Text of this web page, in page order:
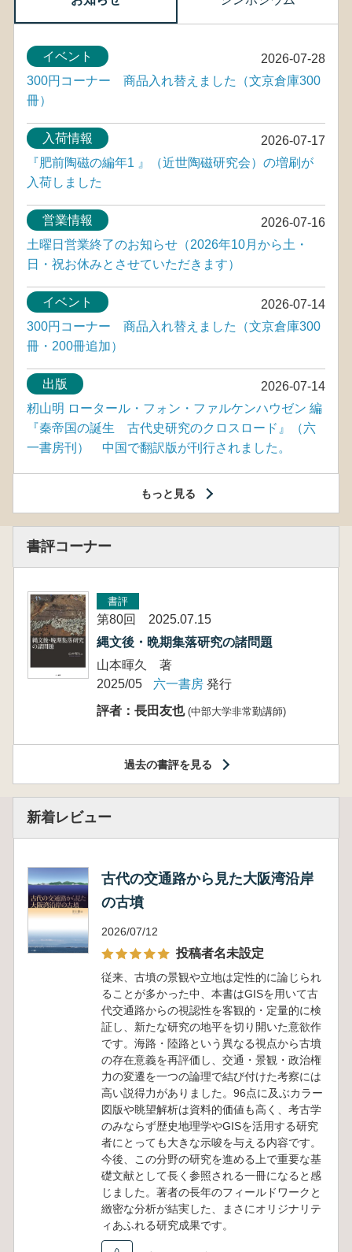
2026-07-28
イベント
300円コーナー 商品入れ替えました（文京倉庫300
冊）
2026-07-17
入荷情報
『肥前陶磁の編年1 』（近世陶磁研究会）の増刷が
入荷しました
2026-07-16
営業情報
土曜日営業終了のお知らせ（2026年10月から土・
日・祝お休みとさせていただきます）
2026-07-14
イベント
300円コーナー 商品入れ替えました（文京倉庫300
冊・200冊追加）
2026-07-14
出版
籾山明 ロータール・フォン・ファルケンハウゼン 編
『秦帝国の誕生 古代史研究のクロスロード』（六
一書房刊） 中国で翻訳版が刊行されました。
もっと見る
書評コーナー
書評
第80回 2025.07.15
縄文後・晩期集落研究の諸問題
山本暉久 著
2025/05
六一書房 発行
評者：長田友也 (中部大学非常勤講師)
過去の書評を見る
新着レビュー
古代の交通路から見た大阪湾沿岸
の古墳
2026/07/12
投稿者名未設定
従来、古墳の景観や立地は定性的に論じられ
ることが多かった中、本書はGISを用いて古
代交通路からの視認性を客観的・定量的に検
証し、新たな研究の地平を切り開いた意欲作
です。海路・陸路という異なる視点から古墳
の存在意義を再評価し、交通・景観・政治権
力の変遷を一つの論理で結び付けた考察には
高い説得力がありました。96点に及ぶカラー
図版や眺望解析は資料的価値も高く、考古学
のみならず歴史地理学やGISを活用する研究
者にとっても大きな示唆を与える内容です。
今後、この分野の研究を進める上で重要な基
礎文献として長く参照される一冊になると感
じました。著者の長年のフィールドワークと
緻密な分析が結実した、まさにオリジナリテ
ィあふれる研究成果です。